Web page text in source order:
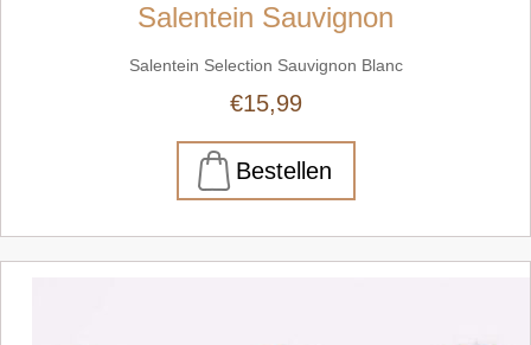
Salentein Sauvignon
Salentein Selection Sauvignon Blanc
€15,99